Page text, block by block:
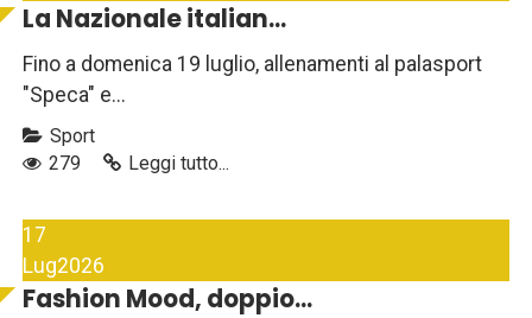
La Nazionale italian...
Fino a domenica 19 luglio, allenamenti al palasport
"Speca" e...
Sport
279
Leggi tutto...
17
Lug2026
Fashion Mood, doppio...